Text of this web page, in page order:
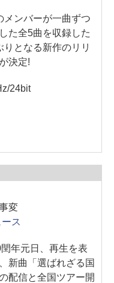
メンバーが一曲ずつ
た全5曲を収録した
りとなる新作のリリ
決定!
24bit
変
ス
年元日、再生を表
新曲「選ばれざる国
配信と全国ツアー開